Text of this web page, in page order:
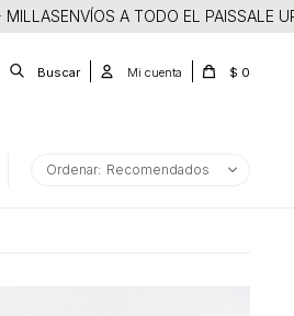
A TODO EL PAISSALE UP TO
$ 0
Recomendados